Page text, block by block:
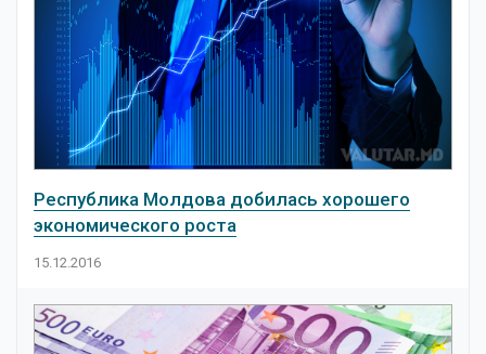
Республика Молдова добилась хорошего
экономического роста
15.12.2016